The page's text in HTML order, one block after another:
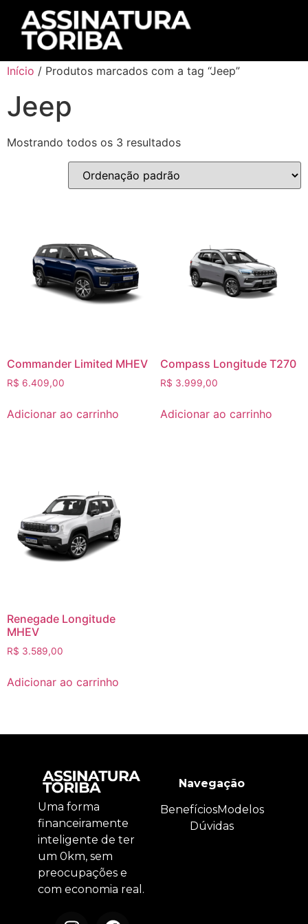
Início / Produtos marcados com a tag “Jeep”
Jeep
Mostrando todos os 3 resultados
Commander Limited MHEV
R$ 6.409,00
Adicionar ao carrinho
Compass Longitude T270
R$ 3.999,00
Adicionar ao carrinho
Renegade Longitude
MHEV
R$ 3.589,00
Adicionar ao carrinho
Uma forma
financeiramente
inteligente de ter
um 0km, sem
preocupações e
com economia real.
Navegação
BenefíciosModelos
Dúvidas